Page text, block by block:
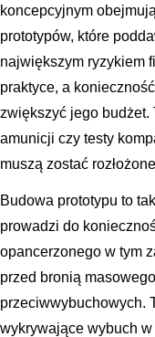
koncepcyjnym
prototypów, które
największym ryzykiem
praktyce, a
zwiększyć jego
amunicji czy testy
muszą zostać
Budowa prototypu to
prowadzi do
opancerzonego w tym
przed bronią
przeciwwybuchowych.
wykrywające wybuch